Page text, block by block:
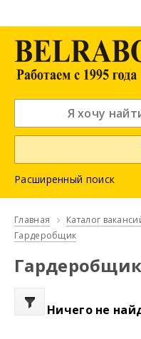
Расширенный поиск
Главная Каталог
Гардеробщик
Гардеробщик
Ничего не